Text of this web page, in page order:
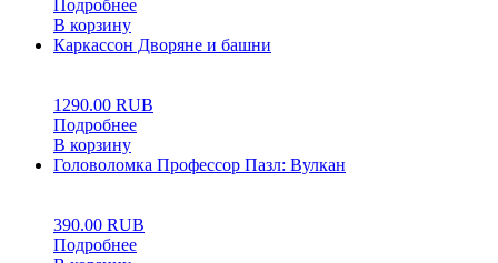
Подробнее
В корзину
Каркассон Дворяне и башни
1290.00 RUB
Подробнее
В корзину
Головоломка Профессор Пазл: Вулкан
390.00 RUB
Подробнее